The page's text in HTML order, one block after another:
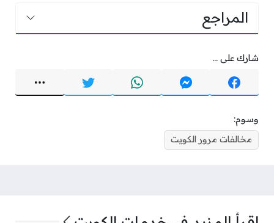
المراجع
شارك على ...
وسوم:
مخالفات مرور الكويت